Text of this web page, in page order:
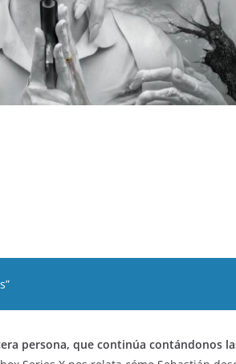
persona, que continúa contándonos